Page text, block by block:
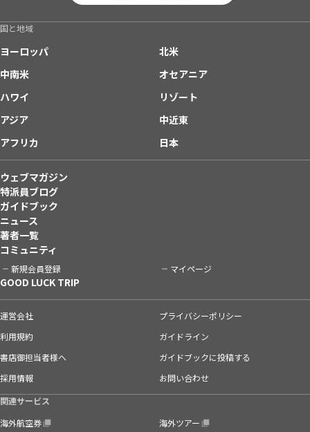
国と地域
ヨーロッパ
北米
中南米
オセアニア
ハワイ
リゾート
アジア
中近東
アフリカ
日本
ウェブマガジン
特派員ブログ
ガイドブック
ニュース
著者一覧
コミュニティ
新規会員登録 マイページ
GOOD LUCK TRIP
運営会社
プライバシーポリシー
利用規約
ガイドライン
書店御担当者様へ
ガイドブックに投稿する
採用情報
お問い合わせ
関連サービス
海外航空券
海外ツアー